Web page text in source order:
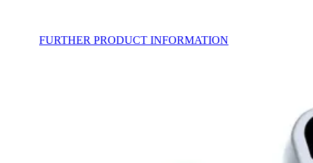
FURTHER PRODUCT INFORMATION